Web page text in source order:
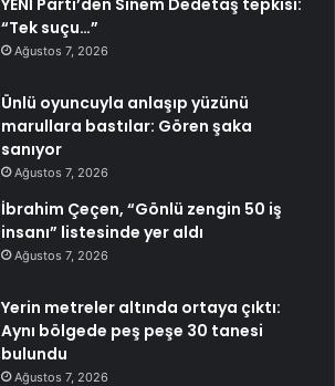
“Tek suçu…”
Ağustos 7, 2026
Ünlü oyuncuyla anlaşıp yüzünü
marullara bastılar: Gören şaka
sanıyor
Ağustos 7, 2026
İbrahim Çeçen, “Gönlü zengin 50 iş
insanı” listesinde yer aldı
Ağustos 7, 2026
Yerin metreler altında ortaya çıktı:
Aynı bölgede peş peşe 30 tanesi
bulundu
Ağustos 7, 2026